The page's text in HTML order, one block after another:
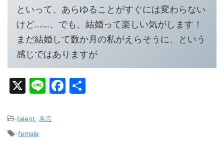
といって、あらゆることがすぐには変わらない
けど……、でも、結婚って楽しい気がします！
まだ結婚して数か月の私がえらそうに、という
感じではありますが
X
Li
e
F
-talent 名言
-female